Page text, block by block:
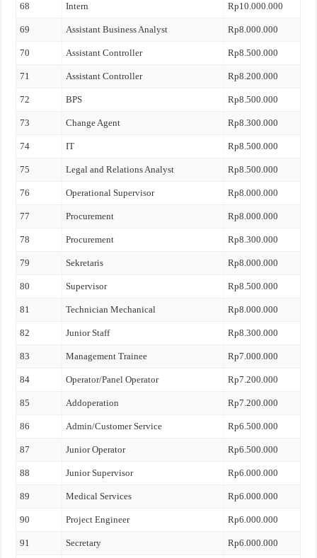
68 Intern Rp10.000.000
69 Assistant Business Analyst Rp8.000.000
70 Assistant Controller Rp8.500.000
71 Assistant Controller Rp8.200.000
72 BPS Rp8.500.000
73 Change Agent Rp8.300.000
74 IT Rp8.500.000
75 Legal and Relations Analyst Rp8.500.000
76 Operational Supervisor Rp8.000.000
77 Procurement Rp8.000.000
78 Procurement Rp8.300.000
79 Sekretaris Rp8.000.000
80 Supervisor Rp8.500.000
81 Technician Mechanical Rp8.000.000
82 Junior Staff Rp8.300.000
83 Management Trainee Rp7.000.000
84 Operator/Panel Operator Rp7.200.000
85 Addoperation Rp7.200.000
86 Admin/Customer Service Rp6.500.000
87 Junior Operator Rp6.500.000
88 Junior Supervisor Rp6.000.000
89 Medical Services Rp6.000.000
90 Project Engineer Rp6.000.000
91 Secretary Rp6.000.000